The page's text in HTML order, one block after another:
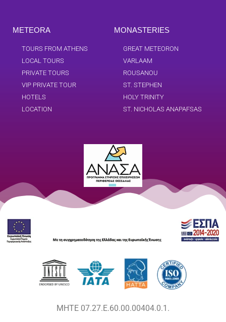
METEORA
TOURS FROM ATHENS
LOCAL TOURS
PRIVATE TOURS
VIP PRIVATE TOUR
HOTELS
LOCATION
MONASTERIES
GREAT METEORON
VARLAAM
ROUSANOU
ST. STEPHEN
HOLY TRINITY
ST. NICHOLAS ANAPAFSAS
MHTE 07.27.E.60.00.00404.0.1.